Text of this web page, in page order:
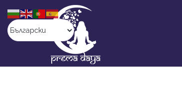
content